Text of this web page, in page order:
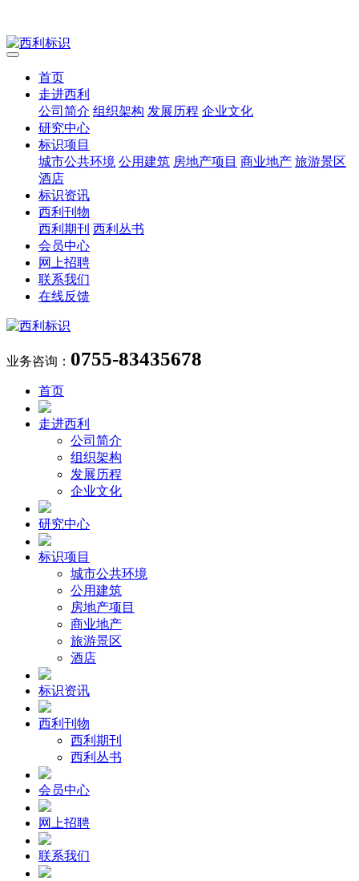
首页
走进西利
公司简介 组织架构 发展历程 企业文化
研究中心
标识项目
城市公共环境 公用建筑 房地产项目 商业地产 旅游景区
酒店
标识资讯
西利刊物
西利期刊 西利丛书
会员中心
网上招聘
联系我们
在线反馈
业务咨询： 0755-83435678
首页
走进西利
公司简介
组织架构
发展历程
企业文化
研究中心
标识项目
城市公共环境
公用建筑
房地产项目
商业地产
旅游景区
酒店
标识资讯
西利刊物
西利期刊
西利丛书
会员中心
网上招聘
联系我们